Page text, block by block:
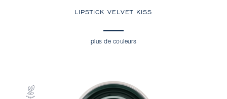
LIPSTICK VELVET KISS
plus de couleurs